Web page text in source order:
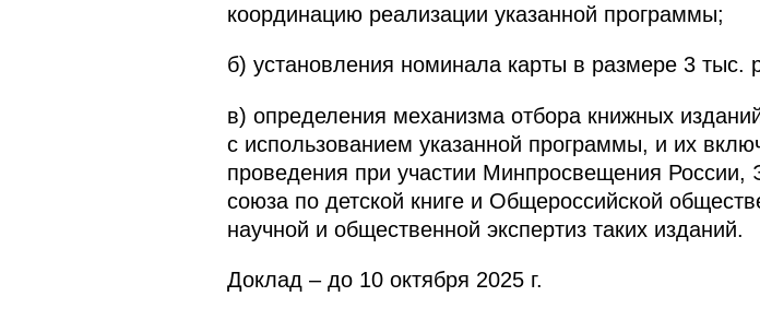
координацию реализации указанной программы;
б) установления номинала карты в размере 3 тыс.
в) определения механизма отбора книжных
с использованием указанной программы, и их
проведения при участии Минпросвещения России,
союза по детской книге и Общероссийской
научной и общественной экспертиз таких изданий.
Доклад – до 10 октября 2025 г.